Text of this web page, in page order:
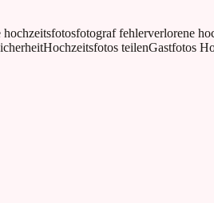
hochzeitsfotosfotograf fehlerverlorene
Hochzeitsfotos teilenGastfotos